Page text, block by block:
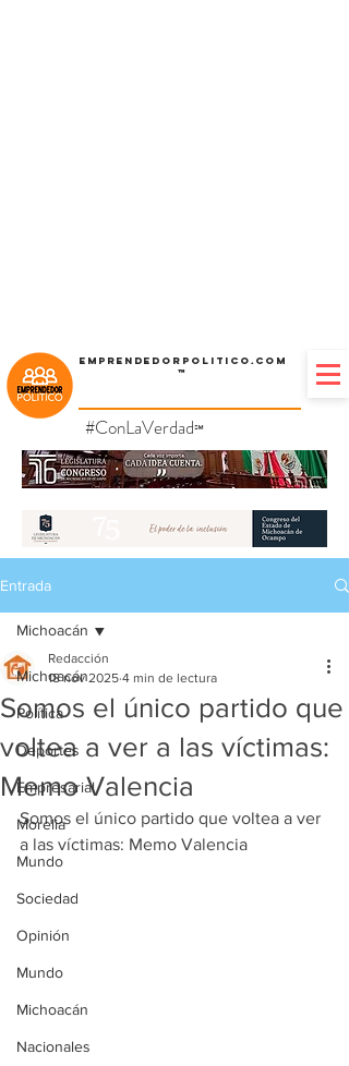
Emprendedorpolitico.com
™
#ConLaVerdad℠
Entrada
Michoacán
Política
Deportes
Empresarial
Morelia
Mundo
Sociedad
Opinión
Mundo
Michoacán
Nacionales
Michoacán
Somos el único partido que
voltea a ver a las víctimas:
Memo Valencia
Redacción
18 nov 2025 4 min de lectura
Somos el único partido que voltea a ver
a las víctimas: Memo Valencia